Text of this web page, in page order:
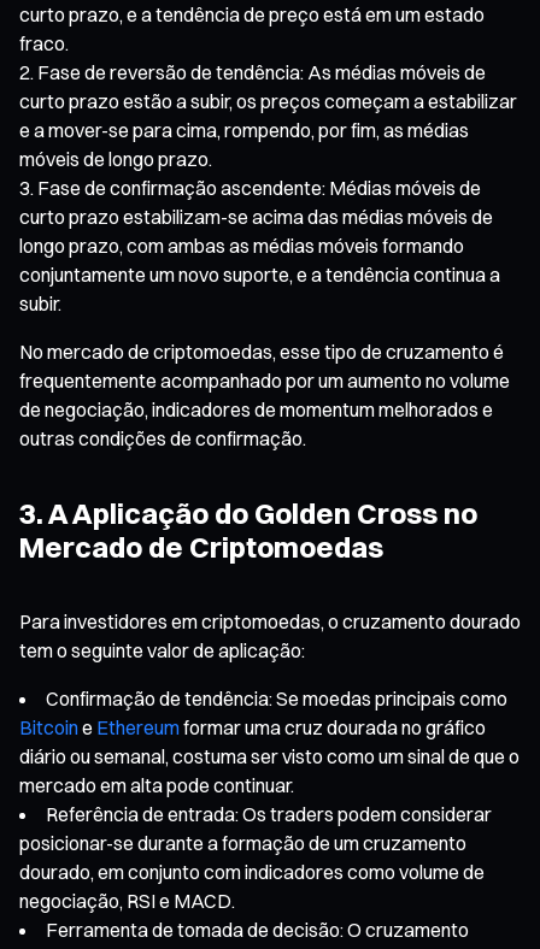
curto prazo, e a tendência de preço está em um estado
fraco.
Fase de reversão de tendência: As médias móveis de
curto prazo estão a subir, os preços começam a estabilizar
e a mover-se para cima, rompendo, por fim, as médias
móveis de longo prazo.
Fase de confirmação ascendente: Médias móveis de
curto prazo estabilizam-se acima das médias móveis de
longo prazo, com ambas as médias móveis formando
conjuntamente um novo suporte, e a tendência continua a
subir.
No mercado de criptomoedas, esse tipo de cruzamento é
frequentemente acompanhado por um aumento no volume
de negociação, indicadores de momentum melhorados e
outras condições de confirmação.
3. A Aplicação do Golden Cross no
Mercado de Criptomoedas
Para investidores em criptomoedas, o cruzamento dourado
tem o seguinte valor de aplicação:
Confirmação de tendência: Se moedas principais como
Bitcoine Ethereumformar uma cruz dourada no gráfico
diário ou semanal, costuma ser visto como um sinal de que o
mercado em alta pode continuar.
Referência de entrada: Os traders podem considerar
posicionar-se durante a formação de um cruzamento
dourado, em conjunto com indicadores como volume de
negociação, RSI e MACD.
Ferramenta de tomada de decisão: O cruzamento